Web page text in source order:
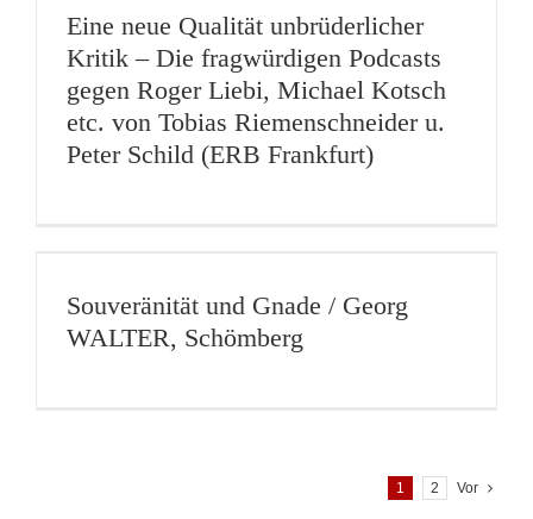
Eine neue Qualität unbrüderlicher
Kritik – Die fragwürdigen Podcasts
gegen Roger Liebi, Michael Kotsch
etc. von Tobias Riemenschneider u.
Peter Schild (ERB Frankfurt)
Souveränität und Gnade / Georg
WALTER, Schömberg
1 2 Vor